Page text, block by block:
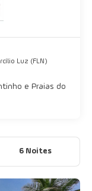
Luz (FLN)
e Praias do
6 Noites